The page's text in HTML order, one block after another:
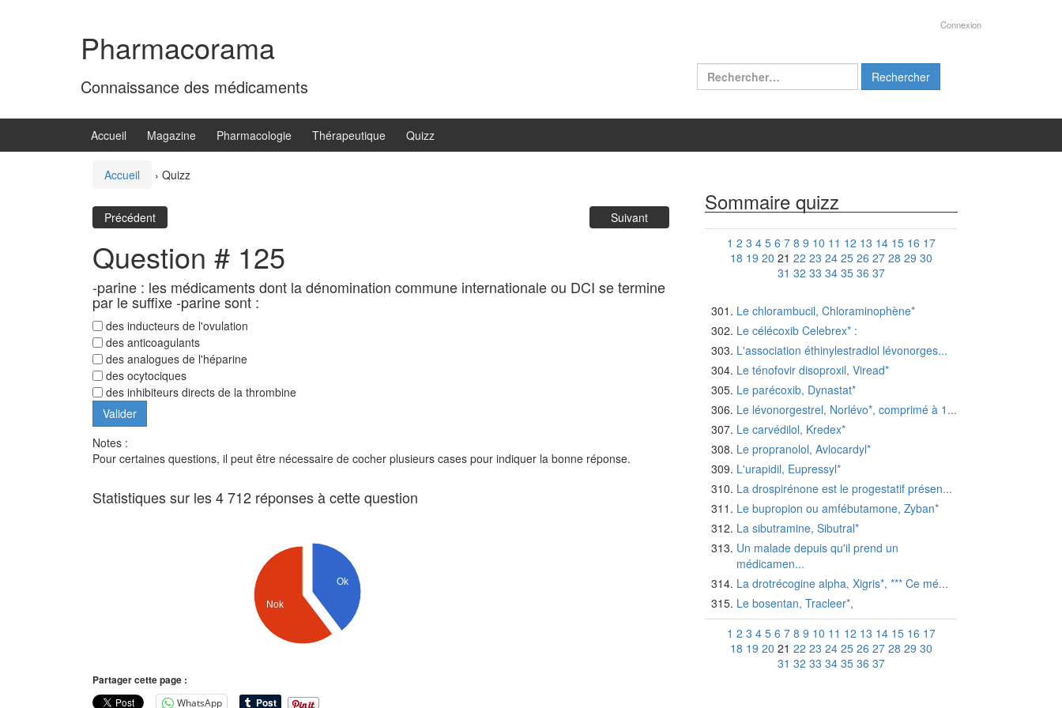
Pharmacorama
Connaissance des médicaments
Connexion
Rechercher :
Accueil Magazine Pharmacologie Thérapeutique Quizz
Accueil › Quizz
Précédent Suivant
Question # 125
-parine : les médicaments dont la dénomination commune internationale ou DCI se termine
par le suffixe -parine sont :
des inducteurs de l'ovulation
des anticoagulants
des analogues de l'héparine
des ocytociques
des inhibiteurs directs de la thrombine
Notes :
Pour certaines questions, il peut être nécessaire de cocher plusieurs cases pour indiquer la bonne réponse.
Statistiques sur les 4 712 réponses à cette question
Ok
Nok
Partager cette page :
WhatsApp
Sommaire quizz
1 2 3 4 5 6 7 8 9 10 11 12 13 14 15 16 17
18 19 20 21 22 23 24 25 26 27 28 29 30
31 32 33 34 35 36 37
Le chlorambucil, Chloraminophène*
Le célécoxib Celebrex* :
L'association éthinylestradiol lévonorges...
Le ténofovir disoproxil, Viread*
Le parécoxib, Dynastat*
Le lévonorgestrel, Norlévo*, comprimé à 1...
Le carvédilol, Kredex*
Le propranolol, Avlocardyl*
L'urapidil, Eupressyl*
La drospirénone est le progestatif présen...
Le bupropion ou amfébutamone, Zyban*
La sibutramine, Sibutral*
Un malade depuis qu'il prend un
médicamen...
La drotrécogine alpha, Xigris*, *** Ce mé...
Le bosentan, Tracleer*,
1 2 3 4 5 6 7 8 9 10 11 12 13 14 15 16 17
18 19 20 21 22 23 24 25 26 27 28 29 30
31 32 33 34 35 36 37